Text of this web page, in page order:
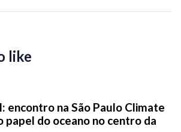
like
encontro na São Paulo Climate
do oceano no centro da